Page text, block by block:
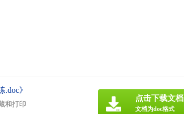
》
和打印
点击下载文档
文档为doc格式